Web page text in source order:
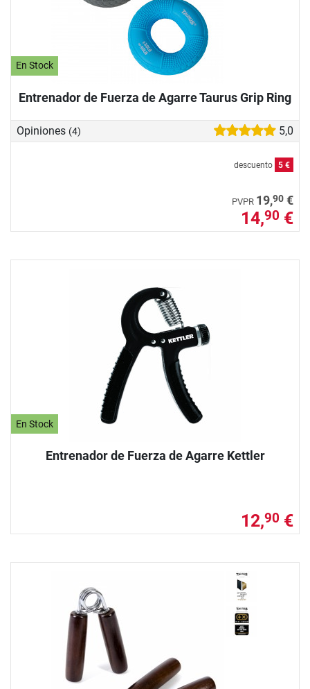
En Stock
Entrenador de Fuerza de Agarre Taurus Grip Ring
Opiniones (4) 5,0
descuento 5 €
PVPR 19,90 €
14,90 €
En Stock
Entrenador de Fuerza de Agarre Kettler
12,90 €